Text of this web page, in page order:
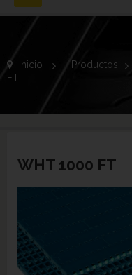
Toggle
Inicio > Productos >
FT
WHT 1000 FT